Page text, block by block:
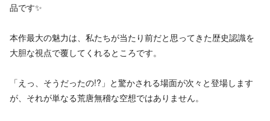
品です✨️
本作最大の魅力は、私たちが当たり前だと思ってきた歴史認識を
大胆な視点で覆してくれるところです。
「えっ、そうだったの!?」と驚かされる場面が次々と登場します
が、それが単なる荒唐無稽な空想ではありません。